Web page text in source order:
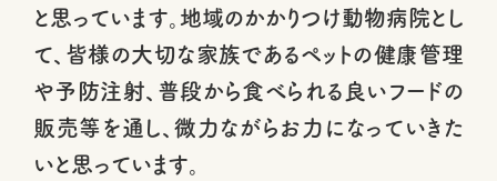
と思っています。地域のかかりつけ動物病院とし
て、皆様の大切な家族であるペットの健康管理
や予防注射、普段から食べられる良いフードの
販売等を通し、微力ながらお力になっていきた
いと思っています。